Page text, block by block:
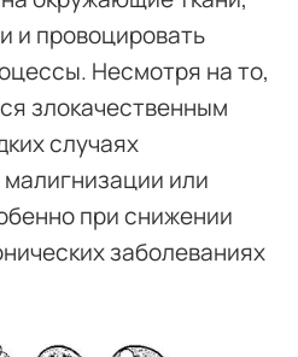
и провоцировать
Несмотря на то,
злокачественным
случаях
или
при снижении
заболеваниях